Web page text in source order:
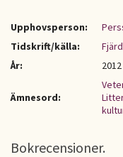
Upphovsperson:
Tidskrift/källa:
År:
2012
Ämnesord:
Bokrecensioner.